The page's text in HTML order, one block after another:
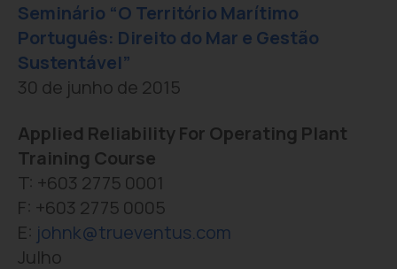
Seminário “O Território Marítimo
Português: Direito do Mar e Gestão
Sustentável”
30 de junho de 2015
Applied Reliability For Operating Plant
Training Course
T: +603 2775 0001
F: +603 2775 0005
E: johnk@trueventus.com
Julho